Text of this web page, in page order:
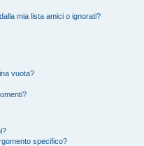
mia lista amici o ignorati?
vuota?
specifico?